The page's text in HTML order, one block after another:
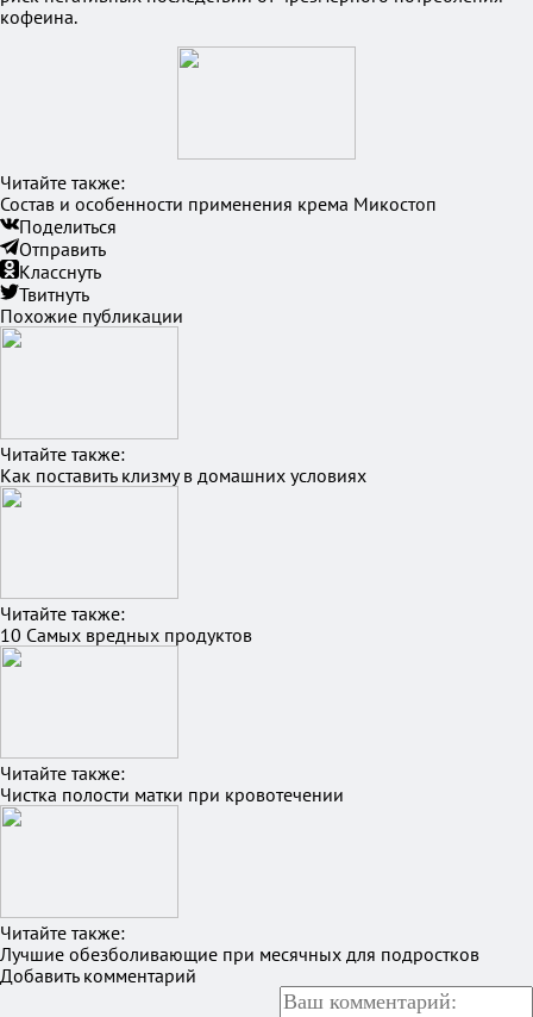
кофеина.
Читайте также:
Состав и особенности применения крема Микостоп
Поделиться
Отправить
Класснуть
Твитнуть
Похожие публикации
Читайте также:
Как поставить клизму в домашних условиях
Читайте также:
10 Самых вредных продуктов
Читайте также:
Чистка полости матки при кровотечении
Читайте также:
Лучшие обезболивающие при месячных для подростков
Добавить комментарий